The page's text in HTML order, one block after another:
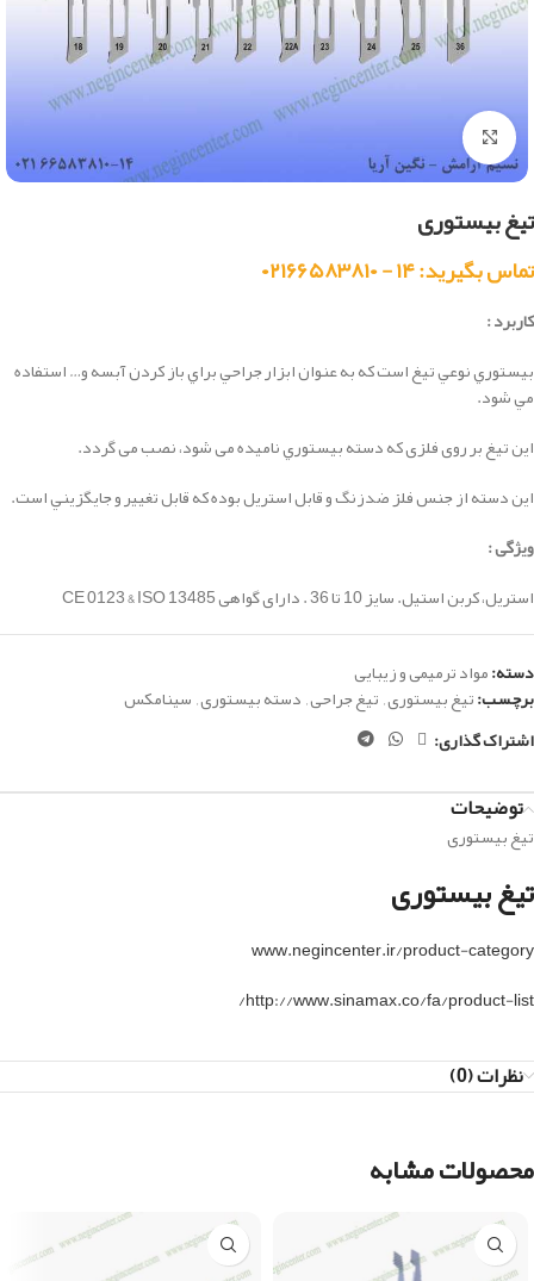
بزرگنمایی تصویر
تیغ بیستوری
تماس بگیرید: ۱۴ - ۰۲۱۶۶۵۸۳۸۱۰
کاربرد :
بيستوري نوعي تيغ است كه به عنوان ابزار جراحي براي باز كردن آبسه و… استفاده
مي شود.
این تیغ بر روی فلزی که دسته بيستوري نامیده می شود، نصب می گردد.
این دسته از جنس فلز ضدزنگ و قابل استريل بوده که قابل تغيير و جايگزيني است.
ویژگی :
استریل، کربن استیل. سایز 10 تا 36 . دارای گواهی CE 0123 & ISO 13485
دسته:مواد ترمیمی و زیبایی
برچسب:تیغ بیستوری,تیغ جراحی,دسته بیستوری,سینامکس
اشتراک گذاری:
توضیحات
تیغ بیستوری
تیغ بیستوری
www.negincenter.ir/product-category
http://www.sinamax.co/fa/product-list/
نظرات (0)
محصولات مشابه